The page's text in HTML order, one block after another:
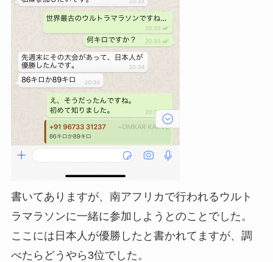
書いてありますが、南アフリカで行われるウルト
ラマラソンに一緒に参加しようとのことでした。
ここには日本人が優勝したと書かれてますが、調
べたらどうやら3位でした。